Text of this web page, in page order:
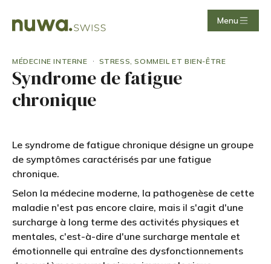
Menu
MÉDECINE INTERNE · STRESS, SOMMEIL ET BIEN-ÊTRE
Syndrome de fatigue
chronique
Le syndrome de fatigue chronique désigne un groupe
de symptômes caractérisés par une fatigue
chronique.
Selon la médecine moderne, la pathogenèse de cette
maladie n'est pas encore claire, mais il s'agit d'une
surcharge à long terme des activités physiques et
mentales, c'est-à-dire d'une surcharge mentale et
émotionnelle qui entraîne des dysfonctionnements